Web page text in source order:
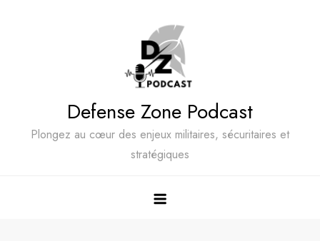
Defense Zone Podcast
Plongez au cœur des enjeux militaires, sécuritaires et
stratégiques